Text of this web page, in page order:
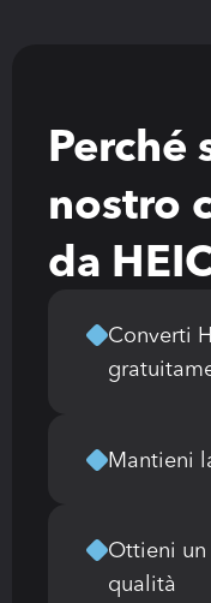
Perché
nostro
da
Converti
Mantieni
Ottieni un
qualità